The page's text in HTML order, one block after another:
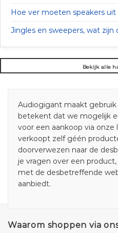
Hoe ver moeten speakers uit
Jingles en sweepers, wat zijn
Bekijk alle
Audiogigant maakt gebruik
betekent dat we mogelijk
voor een aankoop via onze
verkoopt zelf géén
doorverwezen naar de
je vragen over een
met de desbetreffende
aanbiedt.
Waarom shoppen via